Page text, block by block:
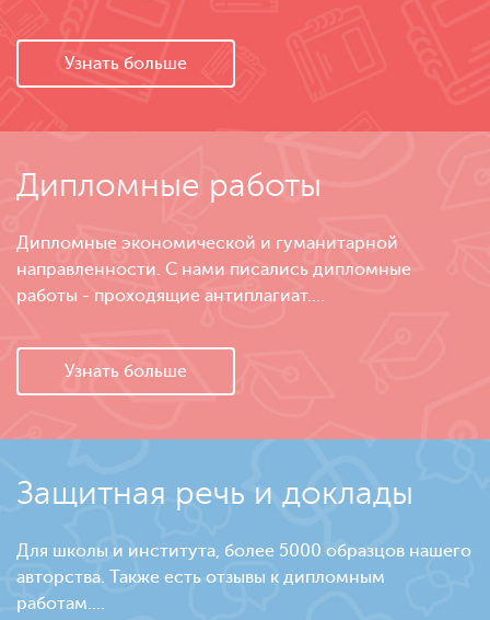
Узнать больше
Дипломные работы
Дипломные экономической и гуманитарной
направленности. С нами писались дипломные
работы - проходящие антиплагиат....
Узнать больше
Защитная речь и доклады
Для школы и института, более 5000 образцов нашего
авторства. Также есть отзывы к дипломным
работам....